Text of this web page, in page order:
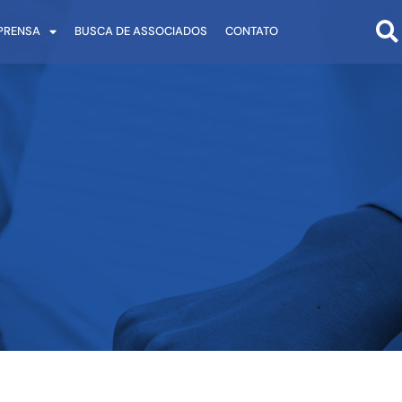
BUSCA DE ASSOCIADOS CONTATO